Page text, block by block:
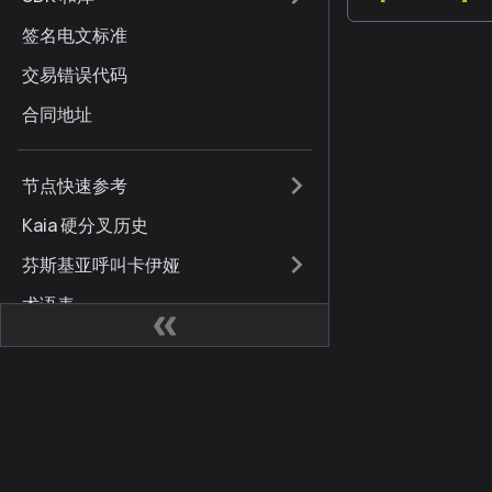
签名电文标准
交易错误代码
合同地址
节点快速参考
Kaia 硬分叉历史
芬斯基亚呼叫卡伊娅
术语表
常见问题